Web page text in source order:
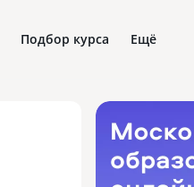
Подбор курса Ещё